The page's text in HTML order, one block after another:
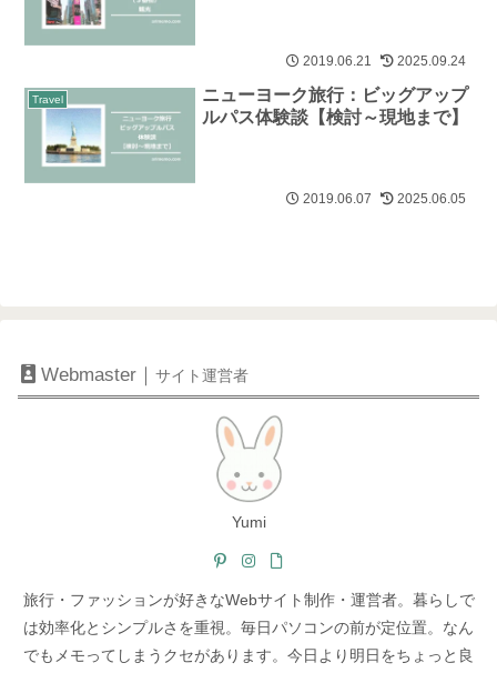
2019.06.21 2025.09.24
Travel
ニューヨーク旅行：ビッグアップ
ルパス体験談【検討～現地まで】
2019.06.07 2025.06.05
Webmaster｜ サイト運営者
Yumi
旅行・ファッションが好きなWebサイト制作・運営者。暮らしで
は効率化とシンプルさを重視。毎日パソコンの前が定位置。なん
でもメモってしまうクセがあります。今日より明日をちょっと良